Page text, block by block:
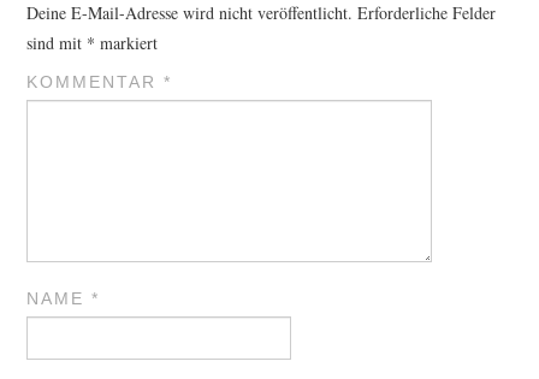
Deine E-Mail-Adresse wird nicht veröffentlicht. Erforderliche Felder
sind mit * markiert
KOMMENTAR*
NAME*